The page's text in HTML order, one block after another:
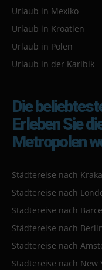
Urlaub in Mexiko
Urlaub in Kroatien
Urlaub in Polen
Urlaub in der Karibik
Die
Erleben Sie
Metropolen
Städtereise nach
Städtereise nach
Städtereise nach
Städtereise nach
Städtereise nach
Städtereise nach New